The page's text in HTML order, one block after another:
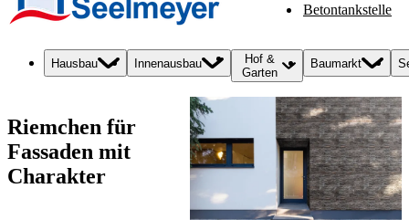
Betontankstelle
Hausbau Innenausbau
Hof &
Garten
Baumarkt
Riemchen für
Fassaden mit
Charakter